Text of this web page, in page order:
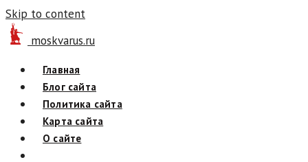
Skip to content
moskvarus.ru
Главная
Блог сайта
Политика сайта
Карта сайта
О сайте